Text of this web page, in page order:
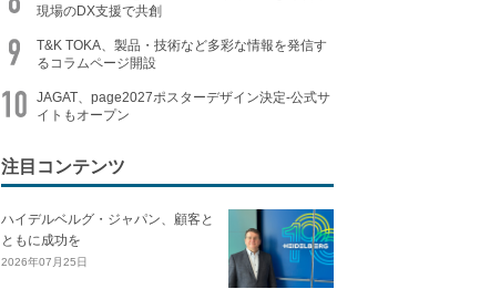
現場のDX支援で共創
T&K TOKA、製品・技術など多彩な情報を発信す
るコラムページ開設
JAGAT、page2027ポスターデザイン決定-公式サ
イトもオープン
注目コンテンツ
ハイデルベルグ・ジャパン、顧客と
ともに成功を
2026年07月25日